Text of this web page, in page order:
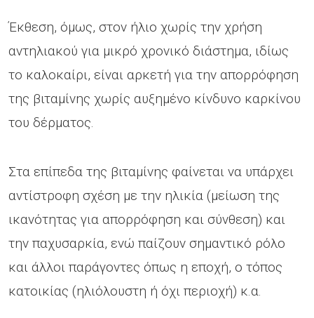
Έκθεση, όμως, στον ήλιο χωρίς την χρήση
αντηλιακού για μικρό χρονικό διάστημα, ιδίως
το καλοκαίρι, είναι αρκετή για την απορρόφηση
της βιταμίνης χωρίς αυξημένο κίνδυνο καρκίνου
του δέρματος.
Στα επίπεδα της βιταμίνης φαίνεται να υπάρχει
αντίστροφη σχέση με την ηλικία (μείωση της
ικανότητας για απορρόφηση και σύνθεση) και
την παχυσαρκία, ενώ παίζουν σημαντικό ρόλο
και άλλοι παράγοντες όπως η εποχή, ο τόπος
κατοικίας (ηλιόλουστη ή όχι περιοχή) κ.α.